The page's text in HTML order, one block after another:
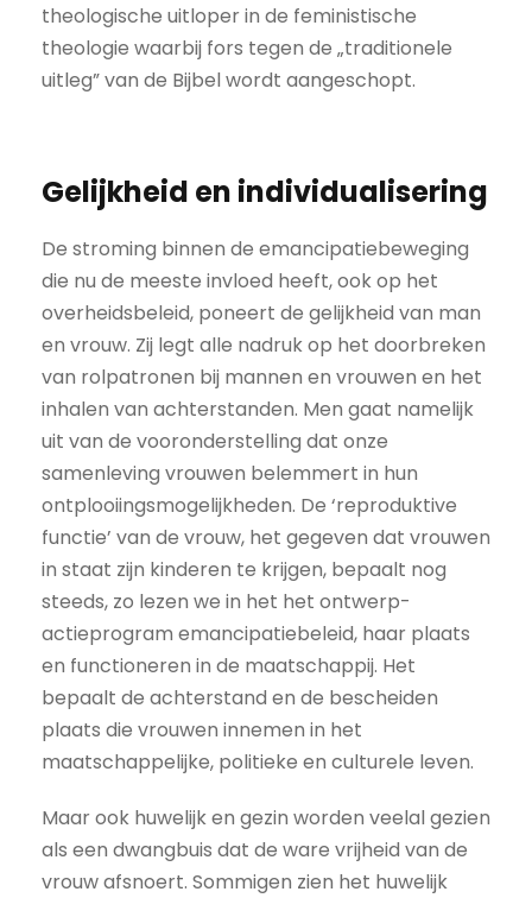
theologische uitloper in de feministische
theologie waarbij fors tegen de „traditionele
uitleg” van de Bijbel wordt aangeschopt.
Gelijkheid en individualisering
De stroming binnen de emancipatiebeweging
die nu de meeste invloed heeft, ook op het
overheidsbeleid, poneert de gelijkheid van man
en vrouw. Zij legt alle nadruk op het doorbreken
van rolpatronen bij mannen en vrouwen en het
inhalen van achterstanden. Men gaat namelijk
uit van de vooronderstelling dat onze
samenleving vrouwen belemmert in hun
ontplooiingsmogelijkheden. De ‘reproduktive
functie’ van de vrouw, het gegeven dat vrouwen
in staat zijn kinderen te krijgen, bepaalt nog
steeds, zo lezen we in het het ontwerp-
actieprogram emancipatiebeleid, haar plaats
en functioneren in de maatschappij. Het
bepaalt de achterstand en de bescheiden
plaats die vrouwen innemen in het
maatschappelijke, politieke en culturele leven.
Maar ook huwelijk en gezin worden veelal gezien
als een dwangbuis dat de ware vrijheid van de
vrouw afsnoert. Sommigen zien het huwelijk